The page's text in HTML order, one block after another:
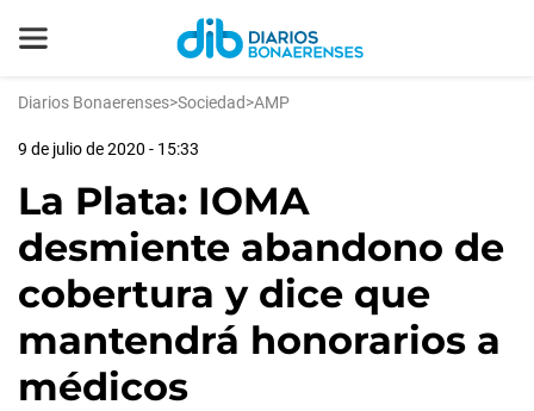
Diarios Bonaerenses>Sociedad>AMP
9 de julio de 2020 - 15:33
La Plata: IOMA
desmiente abandono de
cobertura y dice que
mantendrá honorarios a
médicos